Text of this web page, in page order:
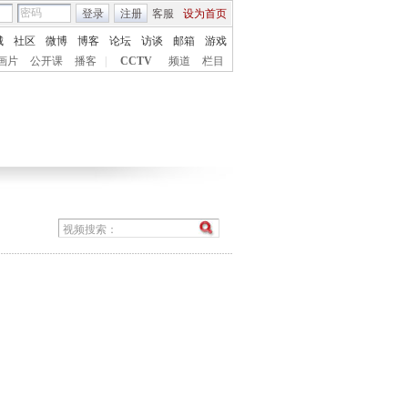
客服 设为首页
登录 注册
社区 微博 博客 论坛 访谈 邮箱
游戏
片
公开课 播客 CCTV 频道 栏目